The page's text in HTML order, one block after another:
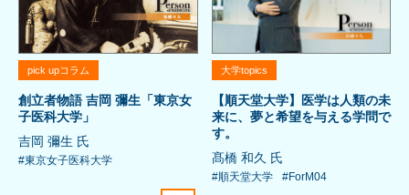
pick upコラム
創立者物語 吉岡 彌生「東京女
子医科大学」
吉岡 彌生 氏
#東京女子医科大学
大学topics
【順天堂大学】医学は人類の未
来に、夢と希望を与える学問で
す。
髙橋 和久 氏
#順天堂大学 #ForM04